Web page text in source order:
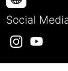
Social
InstagramYouTube